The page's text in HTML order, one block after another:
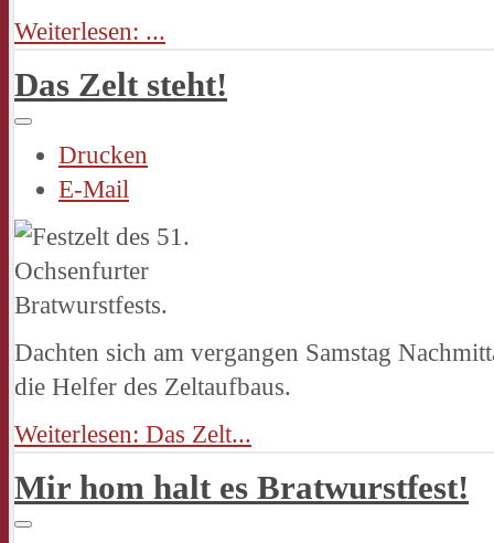
Weiterlesen: ...
Das Zelt steht!
Drucken
E-Mail
Dachten sich am vergangen Samstag
die Helfer des Zeltaufbaus.
Weiterlesen: Das Zelt...
Mir hom halt es Bratwurstfest!